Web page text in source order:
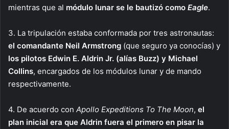
mientras que al módulo lunar se le bautizó como Eagle.
3. La tripulación estaba conformada por tres astronautas:
el comandante Neil Armstrong (que seguro ya conocías) y
los pilotos Edwin E. Aldrin Jr. (alías Buzz) y Michael
Collins, encargados de los módulos lunar y de mando
respectivamente.
4. De acuerdo con Apollo Expeditions To The Moon, el
plan inicial era que Aldrin fuera el primero en pisar la